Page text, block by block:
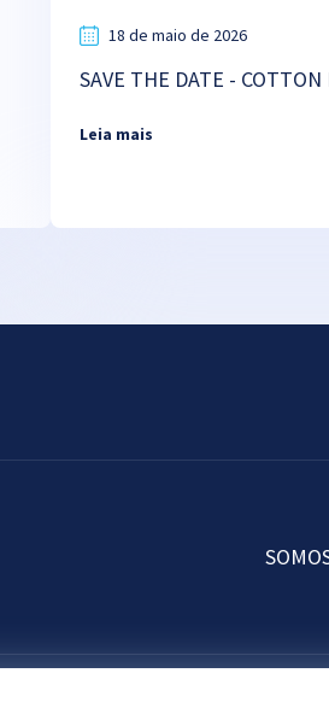
18 de maio de 2026
SAVE THE DATE - COTTON
Leia mais